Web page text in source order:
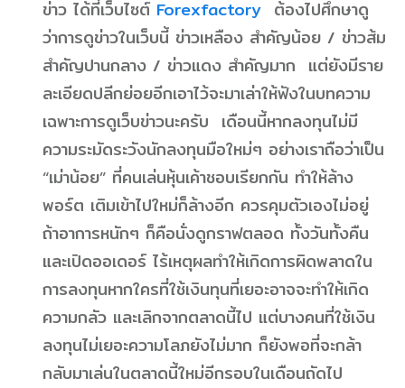
ข่าว ได้ที่เว็บไซต์ Forexfactory ต้องไปศึกษาดู
ว่าการดูข่าวในเว็บนี้ ข่าวเหลือง สำคัญน้อย / ข่าวส้ม
สำคัญปานกลาง / ข่าวแดง สำคัญมาก แต่ยังมีราย
ละเอียดปลีกย่อยอีกเอาไว้จะมาเล่าให้ฟังในบทความ
เฉพาะการดูเว็บข่าวนะครับ เดือนนี้หากลงทุนไม่มี
ความระมัดระวังนักลงทุนมือใหม่ๆ อย่างเราถือว่าเป็น
“เม่าน้อย” ที่คนเล่นหุ้นเค้าชอบเรียกกัน ทำให้ล้าง
พอร์ต เติมเข้าไปใหม่ก็ล้างอีก ควรคุมตัวเองไม่อยู่
ถ้าอาการหนักๆ ก็คือนั่งดูกราฟตลอด ทั้งวันทั้งคืน
และเปิดออเดอร์ ไร้เหตุผลทำให้เกิดการผิดพลาดใน
การลงทุนหากใครที่ใช้เงินทุนที่เยอะอาจจะทำให้เกิด
ความกลัว และเลิกจากตลาดนี้ไป แต่บางคนที่ใช้เงิน
ลงทุนไม่เยอะความโลภยังไม่มาก ก็ยังพอที่จะกล้า
กลับมาเล่นในตลาดนี้ใหม่อีกรอบในเดือนถัดไป